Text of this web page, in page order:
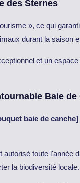
des Sternes
», ce qui
durant la saison
et un
Baie de
baie de canche]
toute l'année
la biodiversité locale.